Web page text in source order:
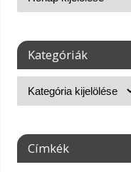
Kategóriák
Címkék